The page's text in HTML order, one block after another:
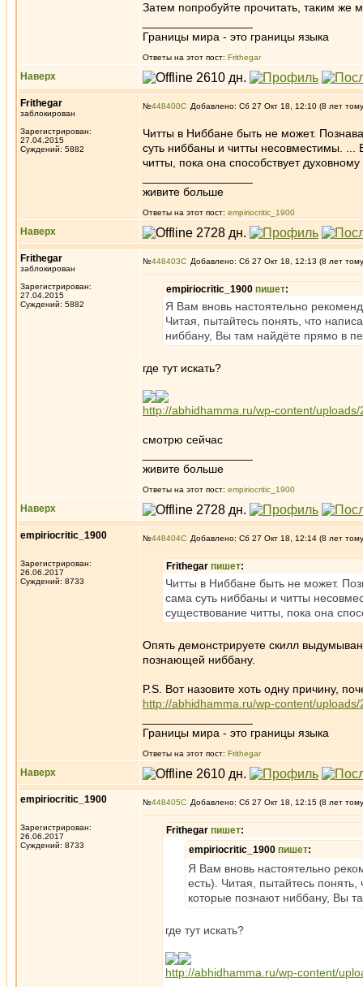
Затем попробуйте прочитать, таким же
Границы мира - это границы языка
Ответы на этот пост: Frithegar
Наверх
Frithegar
заблокирован
Зарегистрирован:
27.04.2015
Суждений: 5882
№448400 Добавлено: Сб 27 Окт 18, 12:10 (8 лет
Читты в Ниббане быть не может.
суть ниббаны и читты несовместимы. ...
читты, пока она способствует духовному
живите больше
Ответы на этот пост: empiriocritic_1900
Наверх
Frithegar
заблокирован
Зарегистрирован:
27.04.2015
Суждений: 5882
№448403 Добавлено: Сб 27 Окт 18, 12:13 (8 лет
empiriocritic_1900 пишет:
Я Вам вновь настоятельно
Читая, пытайтесь понять, что
ниббану, Вы там найдёте прямо в
где тут искать?
http://abhidhamma.ru/wp-content/
смотрю сейчас
живите больше
Ответы на этот пост: empiriocritic_1900
Наверх
empiriocritic_1900
Зарегистрирован:
26.06.2017
Суждений: 8733
№448404 Добавлено: Сб 27 Окт 18, 12:14 (8 лет
Frithegar пишет:
Читты в Ниббане быть не может.
сама суть ниббаны и читты
существование читты, пока она
Опять демонстрируете скилл
познающей ниббану.
P.S. Вот назовите хоть одну причину,
http://abhidhamma.ru/wp-content/
Границы мира - это границы языка
Ответы на этот пост: Frithegar
Наверх
empiriocritic_1900
Зарегистрирован:
26.06.2017
Суждений: 8733
№448405 Добавлено: Сб 27 Окт 18, 12:15 (8 лет
Frithegar пишет:
empiriocritic_1900 пишет:
Я Вам вновь настоятельно
есть). Читая, пытайтесь
которые познают ниббану, Вы
где тут искать?
http://abhidhamma.ru/wp-content/